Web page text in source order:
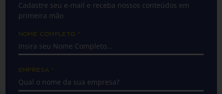
Cadastre seu e-mail e receba nossos conteúdos em
primeira mão
NOME COMPLETO *
EMPRESA *